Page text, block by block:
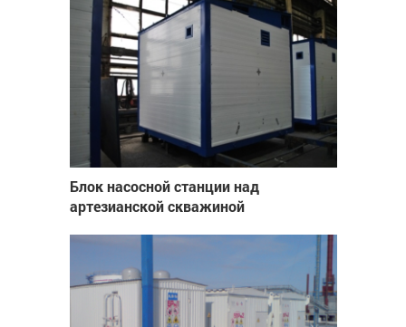
Блок насосной станции над
артезианской скважиной